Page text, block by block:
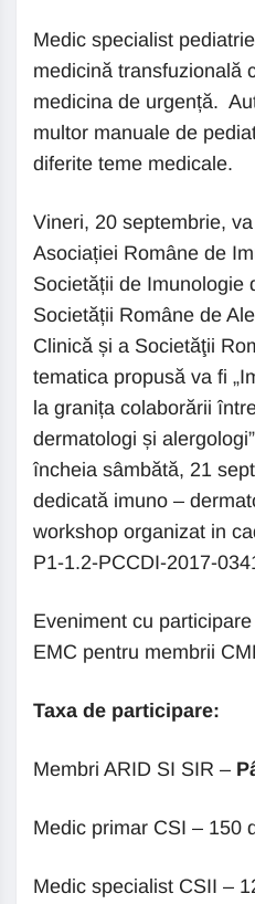
Medic specialist
medicină transfuzională
medicina de urgență.
multor manuale de
diferite teme medicale.
Vineri, 20 septembrie,
Asociației Române de
Societății de Imunologie
Societății Române de
Clinică și a Societăţii
tematica propusă va fi
la granița colaborării
dermatologi și
încheia sâmbătă, 21
dedicată imuno –
workshop organizat in
P1-1.2-PCCDI-2017-
Eveniment cu
EMC pentru membrii
Taxa de participare:
Membri ARID SI SIR –
Medic primar CSI – 150
Medic specialist CSII –